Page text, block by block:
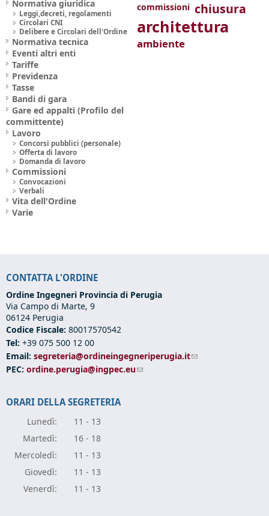
Normativa giuridica
Leggi,decreti, regolamenti
Circolari CNI
Delibere e Circolari dell'Ordine
Normativa tecnica
Eventi altri enti
Tariffe
Previdenza
Tasse
Bandi di gara
Gare ed appalti (Profilo del
committente)
Lavoro
Concorsi pubblici (personale)
Offerta di lavoro
Domanda di lavoro
Commissioni
Convocazioni
Verbali
Vita dell'Ordine
Varie
commissioni chiusura
architettura
ambiente
CONTATTA L'ORDINE
Ordine Ingegneri Provincia di Perugia
Via Campo di Marte, 9
06124 Perugia
Codice Fiscale: 80017570542
Tel: +39 075 500 12 00
Email: segreteria@ordineingegneriperugia.it(link sends e-mail)
PEC: ordine.perugia@ingpec.eu(link sends e-mail)
ORARI DELLA SEGRETERIA
Lunedì:
11 - 13
Martedì:
16 - 18
Mercoledì:
11 - 13
Giovedì:
11 - 13
Venerdì: 11 - 13